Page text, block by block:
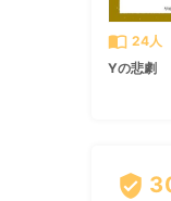
import_contacts 24人
Yの悲劇
verified_user